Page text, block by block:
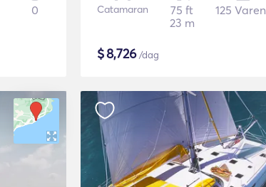
0 Catamaran
75 ft
23 m
125 Varen
$8,726/dag